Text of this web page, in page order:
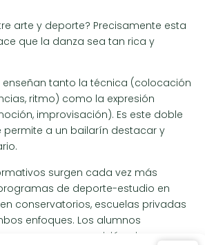
arte y deporte? Precisamente esta
que la danza sea tan rica y
enseñan tanto la técnica (colocación
ritmo) como la expresión
improvisación). Es este doble
permite a un bailarín destacar y
surgen cada vez más
de deporte-estudio en
conservatorios, escuelas privadas
enfoques. Los alumnos
moverse con precisión, sino